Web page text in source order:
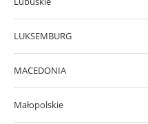
LUKSEMBURG
MACEDONIA
Małopolskie